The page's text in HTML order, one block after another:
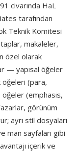
civarında HaL
tarafından
Teknik Komitesi
makaleler,
özel olarak
— yapısal öğeler
(para,
(emphasis,
görünüm
ayrı stil dosyaları
man sayfaları gibi
içerik ve